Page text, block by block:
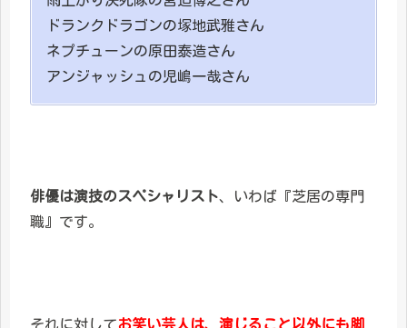
ドランクドラゴンの塚地武雅さん
ネプチューンの原田泰造さん
アンジャッシュの児嶋一哉さん
俳優は演技のスペシャリスト、いわば『芝居の専門
職』です。
それに対してお笑い芸人は、演じること以外にも脚